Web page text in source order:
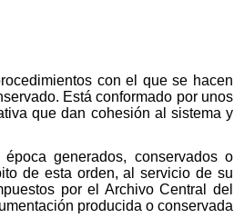
con el que se hacen
Está conformado por unos
que dan cohesión al sistema y
generados, conservados o
de esta orden, al servicio de su
por el Archivo Central del
producida o conservada